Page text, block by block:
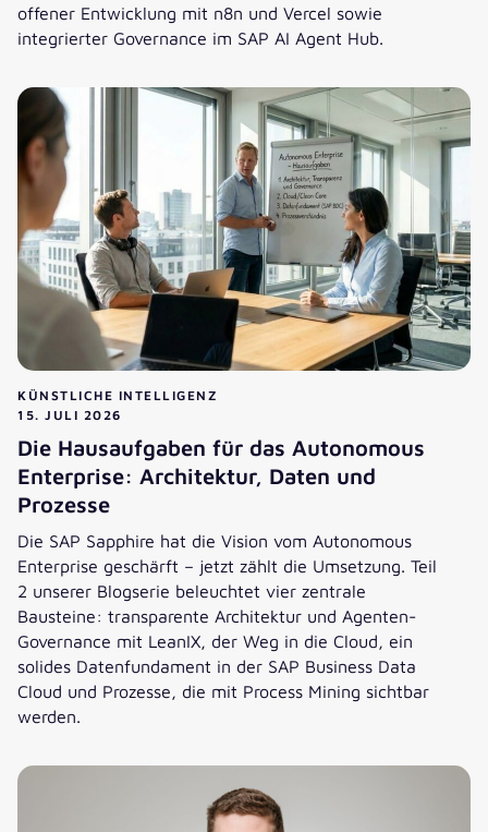
offener Entwicklung mit n8n und Vercel sowie
integrierter Governance im SAP AI Agent Hub.
KÜNSTLICHE INTELLIGENZ
15. JULI 2026
Die Hausaufgaben für das Autonomous
Enterprise: Architektur, Daten und
Prozesse
Die SAP Sapphire hat die Vision vom Autonomous
Enterprise geschärft – jetzt zählt die Umsetzung. Teil
2 unserer Blogserie beleuchtet vier zentrale
Bausteine: transparente Architektur und Agenten-
Governance mit LeanIX, der Weg in die Cloud, ein
solides Datenfundament in der SAP Business Data
Cloud und Prozesse, die mit Process Mining sichtbar
werden.